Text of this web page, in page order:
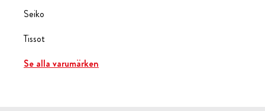
Seiko
Tissot
Se alla varumärken